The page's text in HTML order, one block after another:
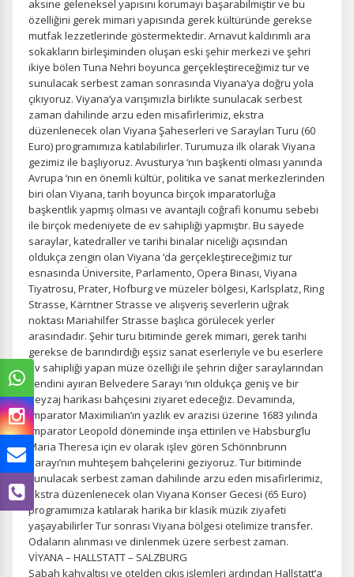
aksine geleneksel yapısını korumayı başarabilmiştir ve bu
özelliğini gerek mimari yapısında gerek kültüründe gerekse
mutfak lezzetlerinde göstermektedir. Arnavut kaldırımlı ara
sokakların birleşiminden oluşan eski şehir merkezi ve şehri
ikiye bölen Tuna Nehri boyunca gerçekleştireceğimiz tur ve
sunulacak serbest zaman sonrasında Viyana’ya doğru yola
çıkıyoruz. Viyana’ya varışımızla birlikte sunulacak serbest
zaman dahilinde arzu eden misafirlerimiz, ekstra
düzenlenecek olan Viyana Şaheserleri ve Sarayları Turu (60
Euro) programımıza katılabilirler. Turumuza ilk olarak Viyana
gezimiz ile başlıyoruz. Avusturya ‘nın başkenti olması yanında
Avrupa ‘nın en önemli kültür, politika ve sanat merkezlerinden
biri olan Viyana, tarih boyunca birçok imparatorluğa
başkentlik yapmış olması ve avantajlı coğrafi konumu sebebi
ile birçok medeniyete de ev sahipliği yapmıştır. Bu sayede
saraylar, katedraller ve tarihi binalar niceliği açısından
oldukça zengin olan Viyana ‘da gerçekleştireceğimiz tur
esnasında Üniversite, Parlamento, Opera Binası, Viyana
Tiyatrosu, Prater, Hofburg ve müzeler bölgesi, Karlsplatz, Ring
Strasse, Kärntner Strasse ve alışveriş severlerin uğrak
noktası Mariahilfer Strasse başlıca görülecek yerler
arasındadır. Şehir turu bitiminde gerek mimari, gerek tarihi
gerekse de barındırdığı eşsiz sanat eserleriyle ve bu eserlere
ev sahipliği yapan müze özelliği ile şehrin diğer saraylarından
kendini ayıran Belvedere Sarayı ‘nın oldukça geniş ve bir
peyzaj harikası bahçesini ziyaret edeceğiz. Devamında,
İmparator Maximilian’ın yazlık ev arazisi üzerine 1683 yılında
İmparator Leopold döneminde inşa ettirilen ve Habsburg’lu
Maria Theresa için ev olarak işlev gören Schönnbrunn
Sarayı’nın muhteşem bahçelerini geziyoruz. Tur bitiminde
sunulacak serbest zaman dahilinde arzu eden misafirlerimiz,
ekstra düzenlenecek olan Viyana Konser Gecesi (65 Euro)
programımıza katılarak harika bir klasik müzik ziyafeti
yaşayabilirler Tur sonrası Viyana bölgesi otelimize transfer.
Odaların alınması ve dinlenmek üzere serbest zaman.
VİYANA – HALLSTATT – SALZBURG
Sabah kahvaltısı ve otelden çıkış işlemleri ardından Hallstatt‘a